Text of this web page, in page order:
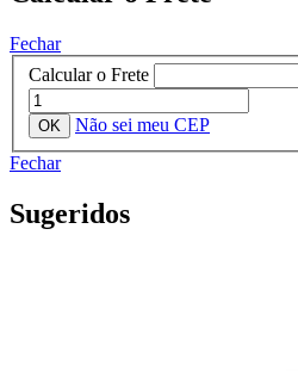
Fechar
Calcular o Frete
Não sei meu CEP
Fechar
Sugeridos